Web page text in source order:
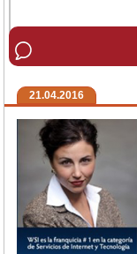
21.04.2016